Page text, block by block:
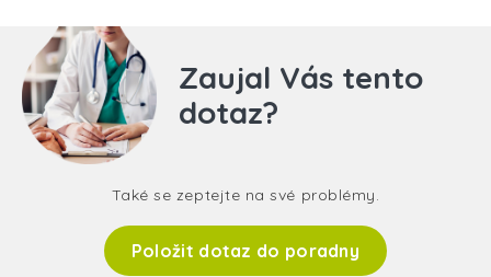
Zaujal Vás tento
dotaz?
Také se zeptejte na své problémy.
Položit dotaz do poradny